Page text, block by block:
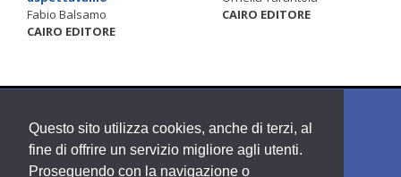
Questo sito utilizza cookies, anche di terzi, al
fine di offrire un servizio migliore agli utenti.
Proseguendo con la navigazione o
Fabio Balsamo
CAIRO EDITORE
CAIRO EDITORE